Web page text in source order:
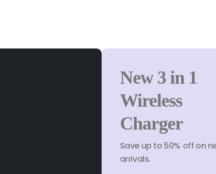
New 3 in 1
Wireless
Charger
Save up to 50% off on
arrivals.